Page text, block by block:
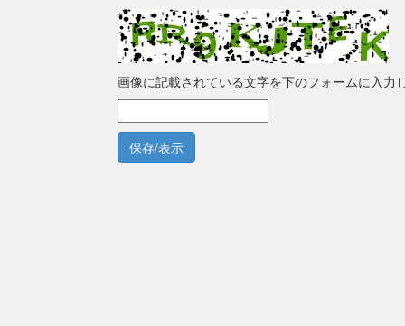
画像に記載されている文字を下のフォームに入力
保存/表示